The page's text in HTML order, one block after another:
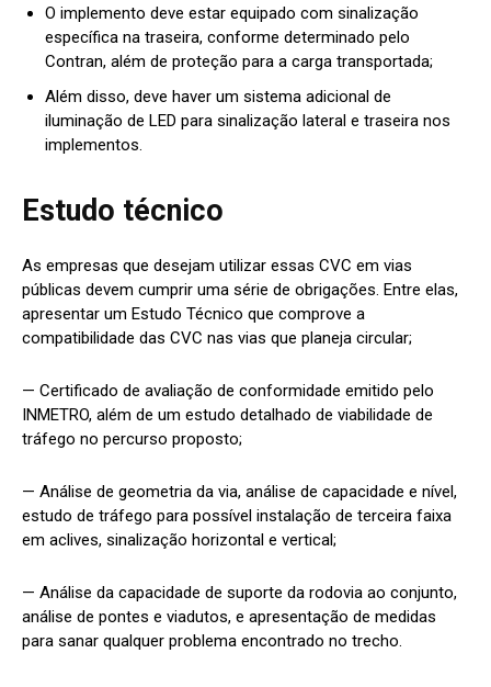
O implemento deve estar equipado com sinalização
específica na traseira, conforme determinado pelo
Contran, além de proteção para a carga transportada;
Além disso, deve haver um sistema adicional de
iluminação de LED para sinalização lateral e traseira nos
implementos.
Estudo técnico
As empresas que desejam utilizar essas CVC em vias
públicas devem cumprir uma série de obrigações. Entre elas,
apresentar um Estudo Técnico que comprove a
compatibilidade das CVC nas vias que planeja circular;
— Certificado de avaliação de conformidade emitido pelo
INMETRO, além de um estudo detalhado de viabilidade de
tráfego no percurso proposto;
— Análise de geometria da via, análise de capacidade e nível,
estudo de tráfego para possível instalação de terceira faixa
em aclives, sinalização horizontal e vertical;
— Análise da capacidade de suporte da rodovia ao conjunto,
análise de pontes e viadutos, e apresentação de medidas
para sanar qualquer problema encontrado no trecho.